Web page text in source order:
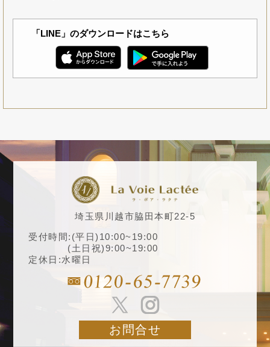
「LINE」のダウンロードはこちら
埼玉県川越市脇田本町22-5
受付時間:(平日)10:00~19:00
(土日祝)9:00~19:00
定休日:水曜日
お問合せ